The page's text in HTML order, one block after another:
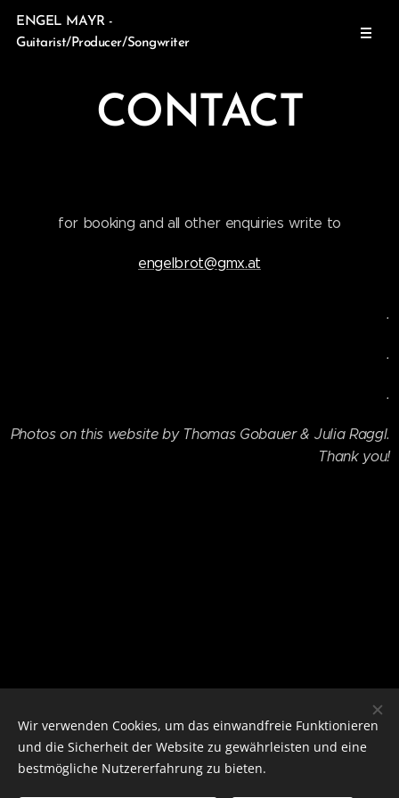
ENGEL MAYR -
Guitarist/Producer/Songwriter
CONTACT
for booking and all other enquiries write to
engelbrot@gmx.at
.
.
.
Photos on this website by Thomas Gobauer & Julia Raggl.
Thank you!
Wir verwenden Cookies, um das einwandfreie Funktionieren
und die Sicherheit der Website zu gewährleisten und eine
bestmögliche Nutzererfahrung zu bieten.